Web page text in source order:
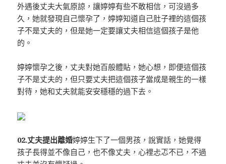
外遇後丈夫大氣原諒，讓婷婷有些不敢相信，可沒過多
久，她就發現自己懷孕了，婷婷知道自己肚子裡的這個孩
子不是丈夫的，但是她一定要讓丈夫相信這個孩子是他
的。
婷婷懷孕之後，丈夫對她百般體貼，她心想，即便這個孩
子不是丈夫的，但只要丈夫把這個孩子當成是親生的一樣
對待，她和丈夫就能安安穩穩的過下去。
02.丈夫提出離婚婷婷生下了一個男孩，說實話，她覺得
孩子長得並不像自己，也不像丈夫，心裡忐忑不已，不過